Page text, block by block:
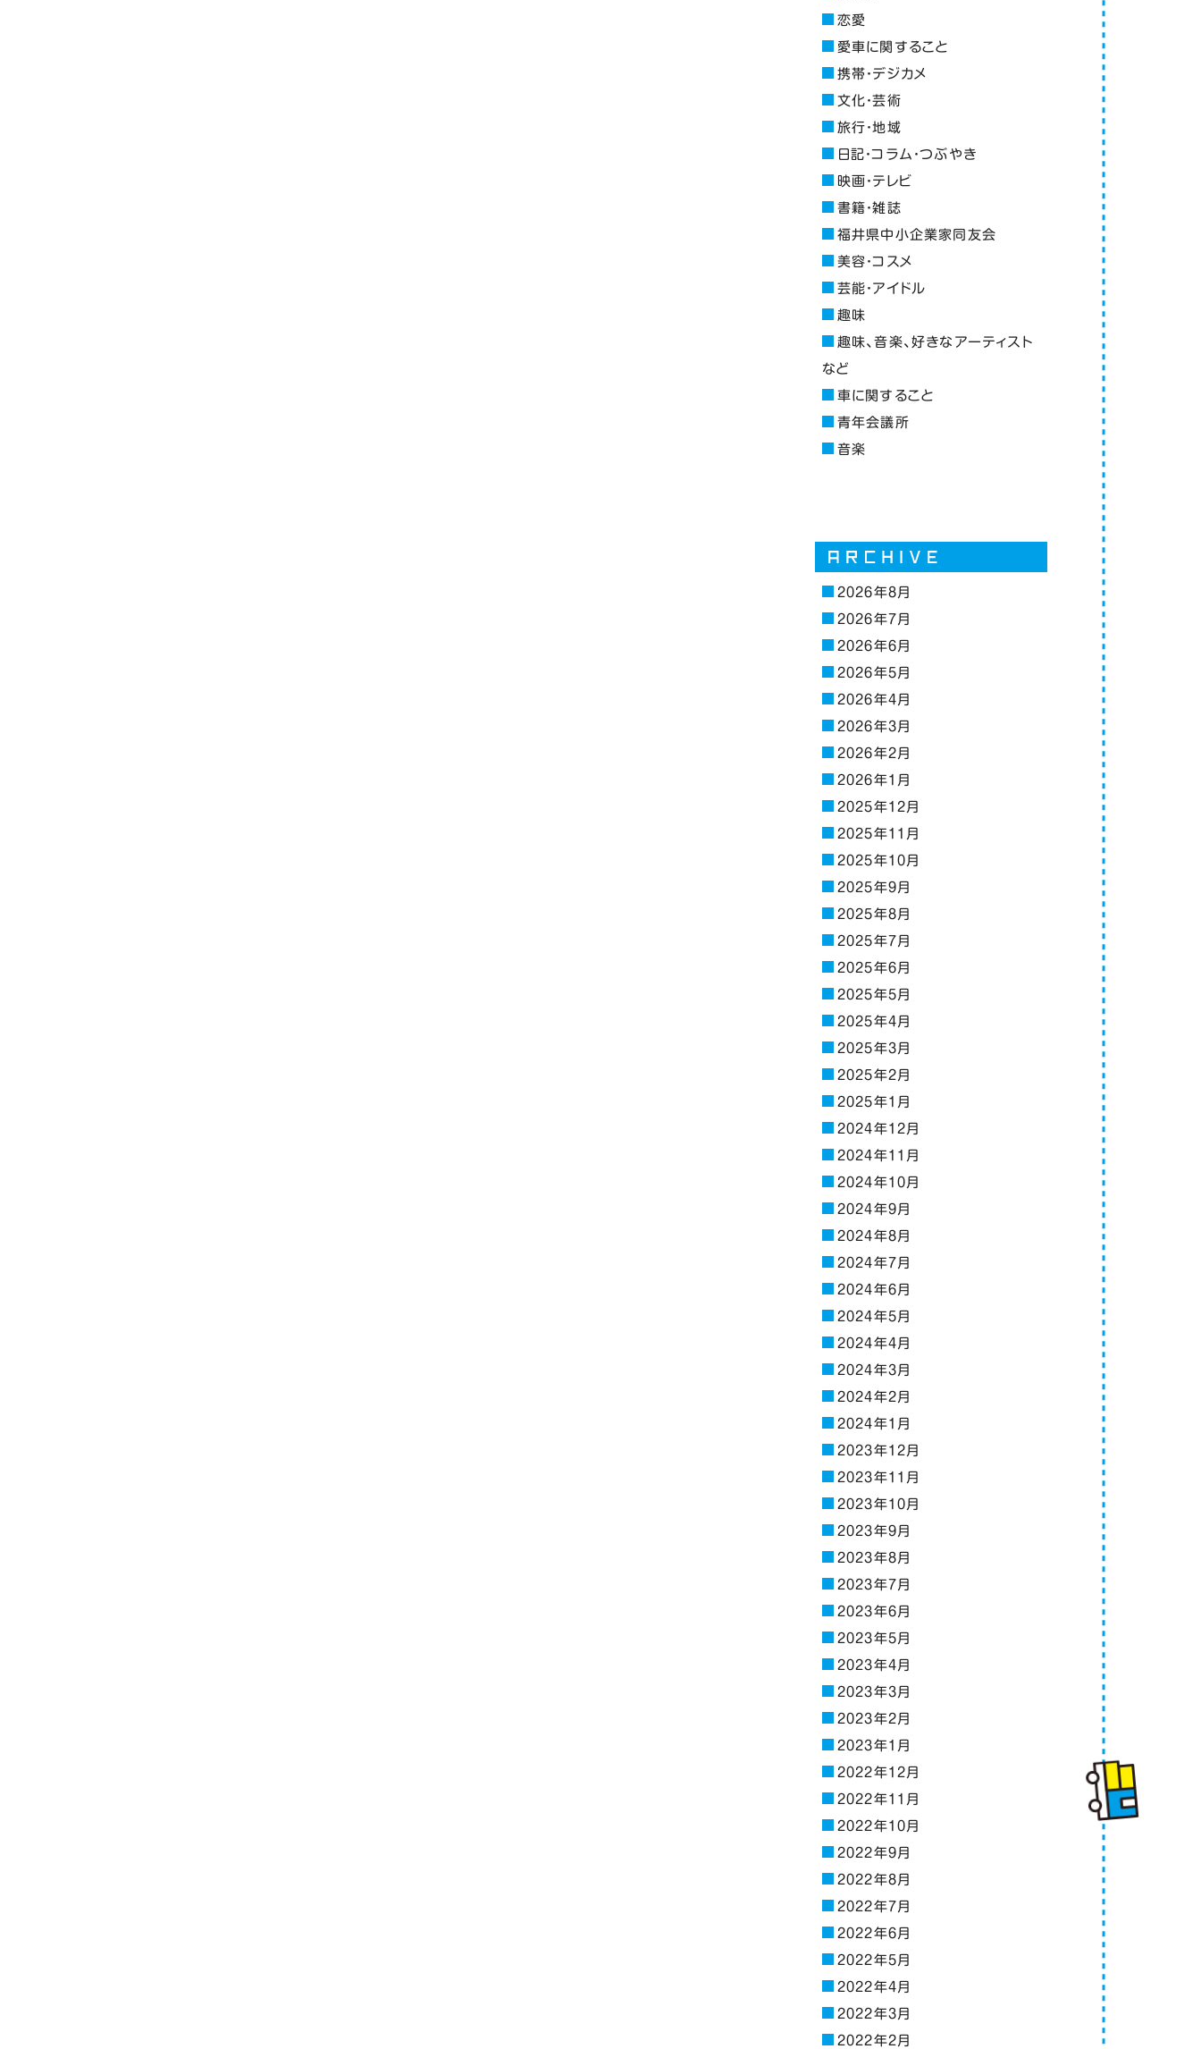
恋愛
愛車に関すること
携帯・デジカメ
文化・芸術
旅行・地域
日記・コラム・つぶやき
映画・テレビ
書籍・雑誌
福井県中小企業家同友会
美容・コスメ
芸能・アイドル
趣味
趣味、音楽、好きなアーティスト
など
車に関すること
青年会議所
音楽
2026年8月
2026年7月
2026年6月
2026年5月
2026年4月
2026年3月
2026年2月
2026年1月
2025年12月
2025年11月
2025年10月
2025年9月
2025年8月
2025年7月
2025年6月
2025年5月
2025年4月
2025年3月
2025年2月
2025年1月
2024年12月
2024年11月
2024年10月
2024年9月
2024年8月
2024年7月
2024年6月
2024年5月
2024年4月
2024年3月
2024年2月
2024年1月
2023年12月
2023年11月
2023年10月
2023年9月
2023年8月
2023年7月
2023年6月
2023年5月
2023年4月
2023年3月
2023年2月
2023年1月
2022年12月
2022年11月
2022年10月
2022年9月
2022年8月
2022年7月
2022年6月
2022年5月
2022年4月
2022年3月
2022年2月